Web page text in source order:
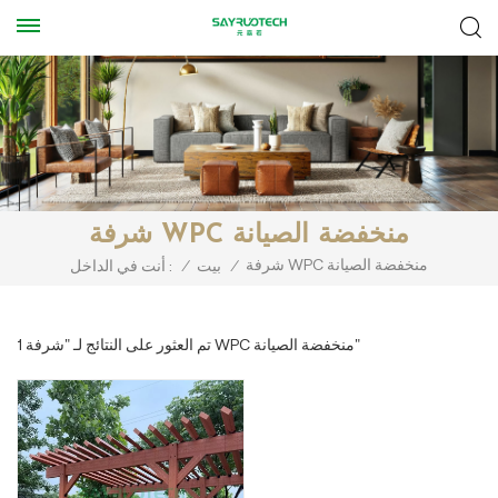
شرفة WPC منخفضة الصيانة
أنت في الداخل : / بيت / شرفة WPC منخفضة الصيانة
1 تم العثور على النتائج لـ "شرفة WPC منخفضة الصيانة"